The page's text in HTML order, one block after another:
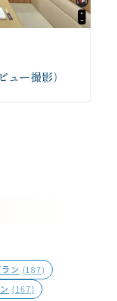
ー撮影）
ン (187)
(167)